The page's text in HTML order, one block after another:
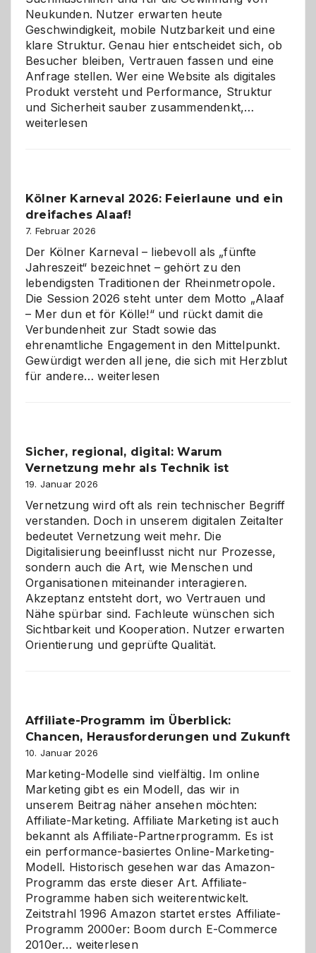
Neukunden. Nutzer erwarten heute
Geschwindigkeit, mobile Nutzbarkeit und eine
klare Struktur. Genau hier entscheidet sich, ob
Besucher bleiben, Vertrauen fassen und eine
Anfrage stellen. Wer eine Website als digitales
Produkt versteht und Performance, Struktur
und Sicherheit sauber zusammendenkt,…
geworden
weiterlesen
Kölner Karneval 2026: Feierlaune und ein
dreifaches Alaaf!
7. Februar 2026
Der Kölner Karneval – liebevoll als „fünfte
Jahreszeit“ bezeichnet – gehört zu den
lebendigsten Traditionen der Rheinmetropole.
Die Session 2026 steht unter dem Motto „Alaaf
– Mer dun et för Kölle!“ und rückt damit die
Verbundenheit zur Stadt sowie das
ehrenamtliche Engagement in den Mittelpunkt.
Gewürdigt werden all jene, die sich mit Herzblut
für andere…Kölner
ein
dreifaches
Alaaf!
weiterlesen
Sicher, regional, digital: Warum
Vernetzung mehr als Technik ist
19. Januar 2026
Vernetzung wird oft als rein technischer Begriff
verstanden. Doch in unserem digitalen Zeitalter
bedeutet Vernetzung weit mehr. Die
Digitalisierung beeinflusst nicht nur Prozesse,
sondern auch die Art, wie Menschen und
Organisationen miteinander interagieren.
Akzeptanz entsteht dort, wo Vertrauen und
Nähe spürbar sind. Fachleute wünschen sich
Sichtbarkeit und Kooperation. Nutzer erwarten
Orientierung und geprüfte Qualität.
Affiliate-Programm im Überblick:
Chancen, Herausforderungen und Zukunft
10. Januar 2026
Marketing-Modelle sind vielfältig. Im online
Marketing gibt es ein Modell, das wir in
unserem Beitrag näher ansehen möchten:
Affiliate-Marketing. Affiliate Marketing ist auch
bekannt als Affiliate-Partnerprogramm. Es ist
ein performance-basiertes Online-Marketing-
Modell. Historisch gesehen war das Amazon-
Programm das erste dieser Art. Affiliate-
Programme haben sich weiterentwickelt.
Zeitstrahl 1996 Amazon startet erstes Affiliate-
Programm 2000er: Boom durch E-Commerce
2010er… Affiliate-
weiterlesen